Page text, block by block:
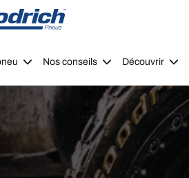
to page navigation
Nos conseils Découvrir